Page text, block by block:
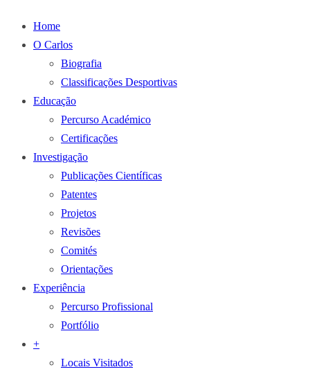
Home
O Carlos
Biografia
Classificações Desportivas
Educação
Percurso Académico
Certificações
Investigação
Publicações Científicas
Patentes
Projetos
Revisões
Comités
Orientações
Experiência
Percurso Profissional
Portfólio
+
Locais Visitados